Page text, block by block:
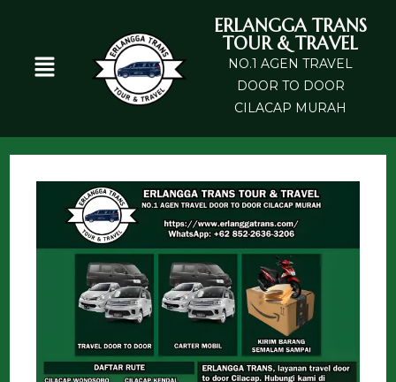
ERLANGGA TRANS
TOUR & TRAVEL
NO.1 AGEN TRAVEL
DOOR TO DOOR
CILACAP MURAH